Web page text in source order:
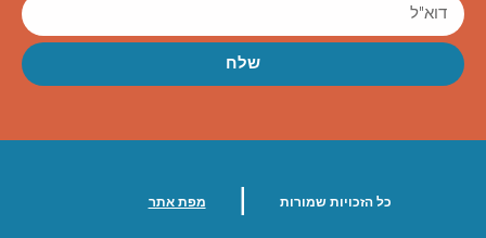
שלח
כל הזכויות שמורות | מפת אתר